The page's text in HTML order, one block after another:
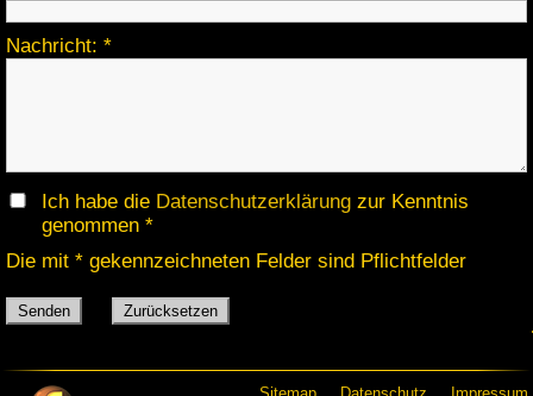
Nachricht:
Ich habe die Datenschutzerklärung zur Kenntnis
genommen
Die mit * gekennzeichneten Felder sind Pflichtfelder
Senden Zurücksetzen